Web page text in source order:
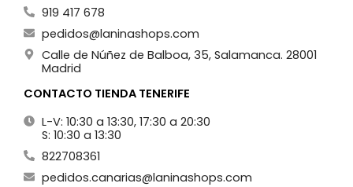
919 417 678
pedidos@laninashops.com
Calle de Núñez de Balboa, 35, Salamanca. 28001
Madrid
CONTACTO TIENDA TENERIFE
L-V: 10:30 a 13:30, 17:30 a 20:30
S: 10:30 a 13:30
822708361
pedidos.canarias@laninashops.com